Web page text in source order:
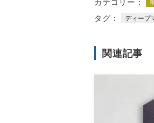
タグ： ディープ
関連記事